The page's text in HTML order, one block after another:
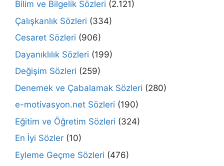
Bilim ve Bilgelik Sözleri (2.121)
Çalışkanlık Sözleri (334)
Cesaret Sözleri (906)
Dayanıklılık Sözleri (199)
Değişim Sözleri (259)
Denemek ve Çabalamak Sözleri (280)
e-motivasyon.net Sözleri (190)
Eğitim ve Öğretim Sözleri (324)
En İyi Sözler (10)
Eyleme Geçme Sözleri (476)